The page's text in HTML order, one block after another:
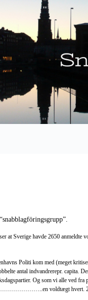
at Sverige havde 2650 anmeldte
Politi kom med (meget
antal indvandrerepr. capita.
Og som vi alle ved
voldtægt hvert. 20